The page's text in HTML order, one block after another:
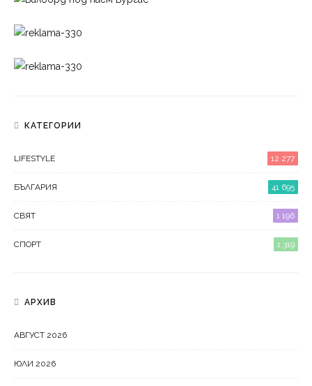
КАТЕГОРИИ
LIFESTYLE 12 277
БЪЛГАРИЯ 41 695
СВЯТ 1 196
СПОРТ 1 319
АРХИВ
АВГУСТ 2026
ЮЛИ 2026